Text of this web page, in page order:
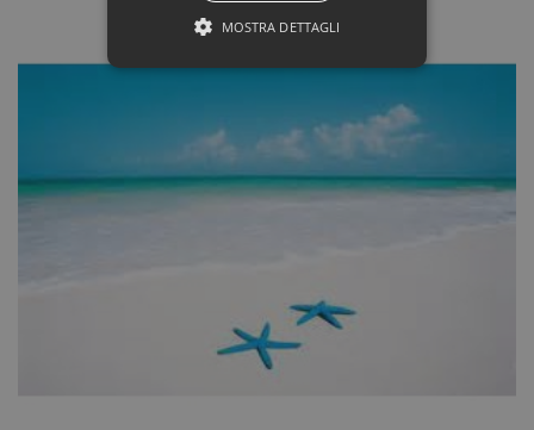
MOSTRA DETTAGLI
Strettamente necessari e Statistiche
può essere utilizzato correttamente
senza i cookie strettamente necessari.